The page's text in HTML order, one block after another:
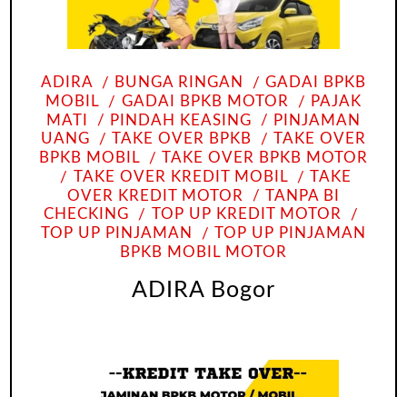
ADIRA BUNGA RINGAN
GADAI BPKB
MOBIL
GADAI BPKB MOTOR
PAJAK
MATI
PINDAH KEASING
PINJAMAN
UANG
TAKE OVER BPKB
TAKE OVER
BPKB MOBIL
TAKE OVER BPKB MOTOR
TAKE OVER KREDIT MOBIL
TAKE
OVER KREDIT MOTOR
TANPA BI
CHECKING
TOP UP KREDIT MOTOR
TOP UP PINJAMAN
TOP UP PINJAMAN
BPKB MOBIL MOTOR
ADIRA Bogor